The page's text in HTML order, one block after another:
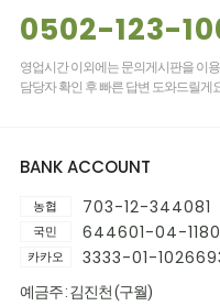
0502-123-
영업시간 이외에는 문의게시판을 이
담당자 확인 후 빠른 답변 도와드릴게
BANK ACCOUNT
농협 703-12-344081
국민 644601-04-
카카오 3333-01-
예금주 : 김진천 (구월)